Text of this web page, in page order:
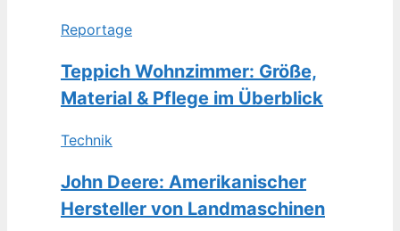
Reportage
Teppich Wohnzimmer: Größe,
Material & Pflege im Überblick
Technik
John Deere: Amerikanischer
Hersteller von Landmaschinen